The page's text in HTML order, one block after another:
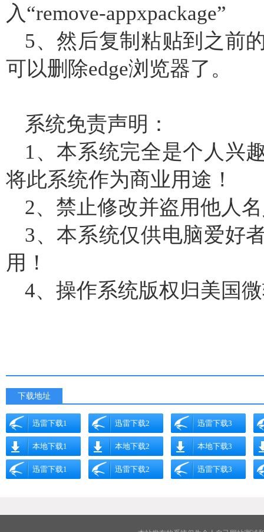
入“remove-appxpackage”
5、然后复制粘贴到之前
可以删除edge浏览器了。
系统免责声明：
1、本系统完全是个人兴
将此系统作为商业用途！
2、禁止修改并盗用他人
3、本系统仅供电脑爱好
用！
4、操作系统版权归美国
下载地址
迅雷下载1 迅雷下载2 迅雷下载3
本地下载1 本地下载2 本地下载3
迅雷下载1 迅雷下载2 迅雷下载3